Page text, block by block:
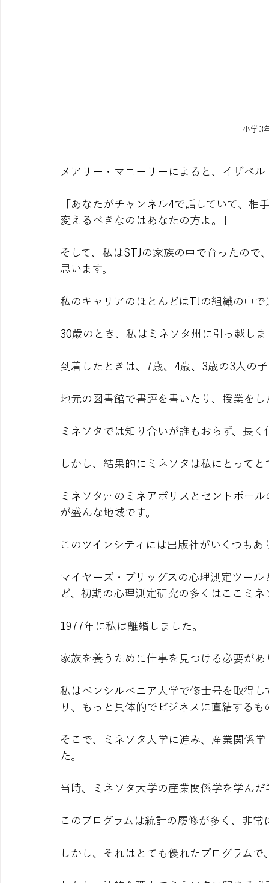
小学3
メアリー・マコーリーによると、イザベ
「あなたがチャンネル4で話していて、
変えるべきなのはあなたの方よ。」
そして、私はSTJの家族の中で育ったので
思います。
私のキャリアのほとんどはTJの組織の中で
30歳のとき、私はミネソタ州に引っ越し
到着したときは、7歳、4歳、3歳の3人の
地元の図書館で書評を書いたり、授業を
ミネソタでは知り合いが誰もおらず、長
しかし、結果的にミネソタは私にとって
ミネソタ州のミネアポリスとセントポー
が盛んな地域です。
このツインシティには出版社がいくつもあ
マイヤーズ・ブリッグスの心理測定ツー
ど、初期の心理測定研究の多くはここミ
1977年に私は離婚しました。
家族を養うために仕事を見つける必要があ
私はペンシルベニア大学で修士号を取得
り、もっと具体的でビジネスに直結する
そこで、ミネソタ大学に進み、産業関係
た。
当時、ミネソタ大学の産業関係学を学ん
このプログラムは統計の履修が多く、非
しかし、それはとても優れたプログラム